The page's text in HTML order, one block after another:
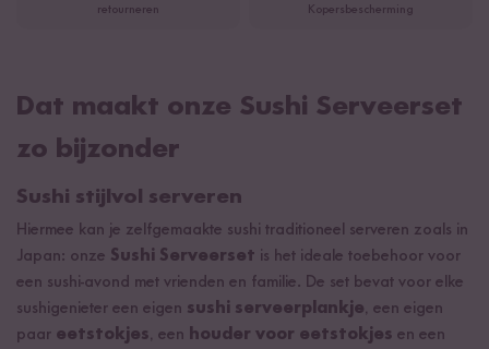
retourneren
Kopersbescherming
Dat maakt onze Sushi Serveerset
zo bijzonder
Sushi stijlvol serveren
Hiermee kan je zelfgemaakte sushi traditioneel serveren zoals in
Japan: onze Sushi Serveerset is het ideale toebehoor voor
een sushi-avond met vrienden en familie. De set bevat voor elke
sushigenieter een eigen sushi serveerplankje, een eigen
paar eetstokjes, een houder voor eetstokjes en een